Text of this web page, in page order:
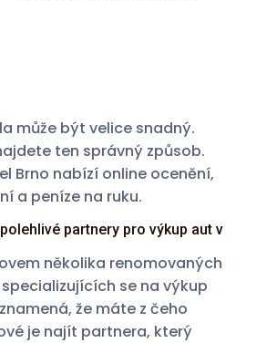
může být velice snadný.
ten správný způsob.
Brno nabízí online ocenění,
a peníze na ruku.
partnery pro výkup aut v
několika renomovaných
se na výkup
že máte z čeho
je najít partnera, který